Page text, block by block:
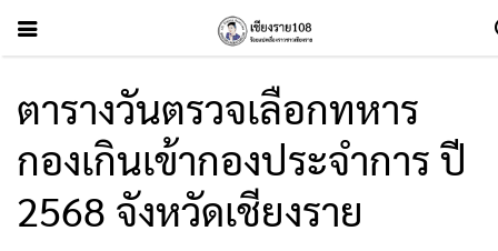
ตารางวันตรวจเลือกทหาร
กองเกินเข้ากองประจำการ ปี
2568 จังหวัดเชียงราย